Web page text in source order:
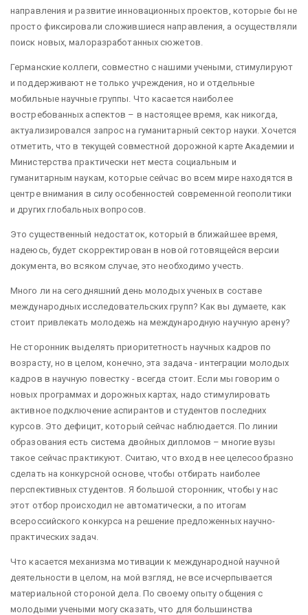
направления и развитие инновационных проектов, которые бы не
просто фиксировали сложившиеся направления, а осуществляли
поиск новых, малоразработанных сюжетов.
Германские коллеги, совместно с нашими учеными, стимулируют
и поддерживают не только учреждения, но и отдельные
мобильные научные группы. Что касается наиболее
востребованных аспектов – в настоящее время, как никогда,
актуализировался запрос на гуманитарный сектор науки. Хочется
отметить, что в текущей совместной дорожной карте Академии и
Министерства практически нет места социальным и
гуманитарным наукам, которые сейчас во всем мире находятся в
центре внимания в силу особенностей современной геополитики
и других глобальных вопросов.
Это существенный недостаток, который в ближайшее время,
надеюсь, будет скорректирован в новой готовящейся версии
документа, во всяком случае, это необходимо учесть.
Много ли на сегодняшний день молодых ученых в составе
международных исследовательских групп? Как вы думаете, как
стоит привлекать молодежь на международную научную арену?
Не сторонник выделять приоритетность научных кадров по
возрасту, но в целом, конечно, эта задача - интеграции молодых
кадров в научную повестку - всегда стоит. Если мы говорим о
новых программах и дорожных картах, надо стимулировать
активное подключение аспирантов и студентов последних
курсов. Это дефицит, который сейчас наблюдается. По линии
образования есть система двойных дипломов – многие вузы
такое сейчас практикуют. Считаю, что вход в нее целесообразно
сделать на конкурсной основе, чтобы отбирать наиболее
перспективных студентов. Я большой сторонник, чтобы у нас
этот отбор происходил не автоматически, а по итогам
всероссийского конкурса на решение предложенных научно-
практических задач.
Что касается механизма мотивации к международной научной
деятельности в целом, на мой взгляд, не все исчерпывается
материальной стороной дела. По своему опыту общения с
молодыми учеными могу сказать, что для большинства